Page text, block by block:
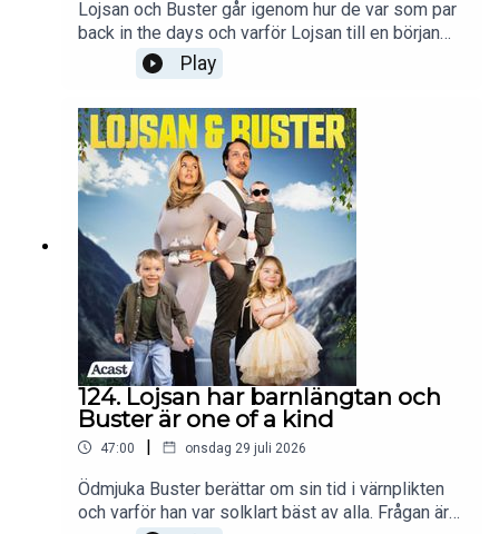
Lojsan och Buster går igenom hur de var som par
back in the days och varför Lojsan till en början
var en stor besvikelse. Buster, som givetvis är
störst, bäst, och vackrast, funderar på om han inte
hade passat lika bra på ett meditationsläger som
han gjorde i lumpen. Ingen har ju missat hans
storhetstid direkt. Men är den verkligen över? Följ
oss på instagram @lojsanbuster för att ta del av
allt vi pratar om i podden och mer därtill!
Play
124. Lojsan har barnlängtan och
Buster är one of a kind
47:00 | onsdag 29 juli 2026
Ödmjuka Buster berättar om sin tid i värnplikten
och varför han var solklart bäst av alla. Frågan är